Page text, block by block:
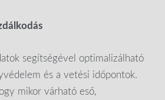
segítségével optimalizálható
és a vetési időpontok.
mikor várható eső,